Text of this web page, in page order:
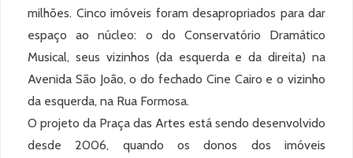
milhões. Cinco imóveis foram desapropriados para dar
espaço ao núcleo: o do Conservatório Dramático
Musical, seus vizinhos (da esquerda e da direita) na
Avenida São João, o do fechado Cine Cairo e o vizinho
da esquerda, na Rua Formosa.
O projeto da Praça das Artes está sendo desenvolvido
desde 2006, quando os donos dos imóveis